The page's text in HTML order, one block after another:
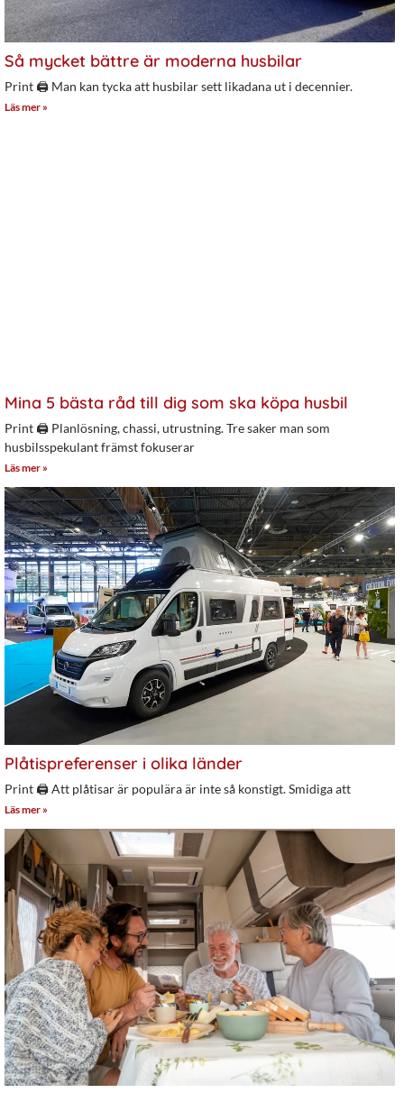
Så mycket bättre är moderna husbilar
Print 🖨 Man kan tycka att husbilar sett likadana ut i decennier.
Läs mer »
Mina 5 bästa råd till dig som ska köpa husbil
Print 🖨 Planlösning, chassi, utrustning. Tre saker man som
husbilsspekulant främst fokuserar
Läs mer »
Plåtispreferenser i olika länder
Print 🖨 Att plåtisar är populära är inte så konstigt. Smidiga att
Läs mer »